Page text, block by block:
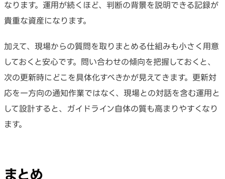
なります。運用が続くほど、判断の背景を説明できる記録が
貴重な資産になります。
加えて、現場からの質問を取りまとめる仕組みも小さく用意
しておくと安心です。問い合わせの傾向を把握しておくと、
次の更新時にどこを具体化すべきかが見えてきます。更新対
応を一方向の通知作業ではなく、現場との対話を含む運用と
して設計すると、ガイドライン自体の質も高まりやすくなり
ます。
まとめ